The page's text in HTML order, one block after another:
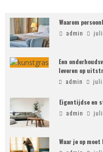
Waarom
admin juli
Een
leveren op
admin juli
Eigentijdse en
admin juli
Waar je op